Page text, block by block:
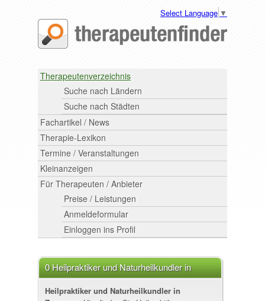
Select Language ▼
Therapeutenverzeichnis
Suche nach Ländern
Suche nach Städten
Fachartikel / News
Therapie-Lexikon
Termine / Veranstaltungen
Kleinanzeigen
Für Therapeuten / Anbieter
Preise / Leistungen
Anmeldeformular
Einloggen ins Profil
0 Heilpraktiker und Naturheilkundler in
Zaragoza
Heilpraktiker und Naturheilkundler in